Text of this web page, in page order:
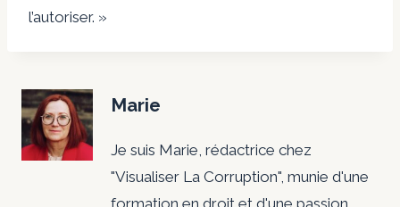
l’autoriser. »
o
r
r
Marie
Je suis Marie, rédactrice chez
"Visualiser La Corruption", munie d'une